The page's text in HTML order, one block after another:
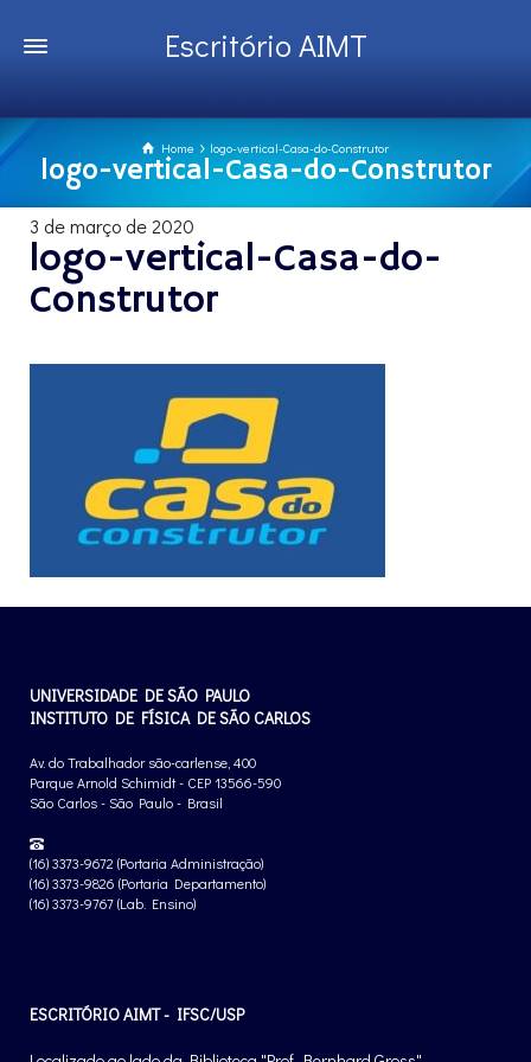
Escritório AIMT
Home logo-vertical-Casa-do-Construtor
logo-vertical-Casa-do-Construtor
3 de março de 2020
logo-vertical-Casa-do-
Construtor
UNIVERSIDADE DE SÃO PAULO
INSTITUTO DE FÍSICA DE SÃO CARLOS
Av. do Trabalhador são-carlense, 400
Parque Arnold Schimidt - CEP 13566-590
São Carlos - São Paulo - Brasil
(16) 3373-9672 (Portaria Administração)
(16) 3373-9826 (Portaria Departamento)
(16) 3373-9767 (Lab. Ensino)
ESCRITÓRIO AIMT - IFSC/USP